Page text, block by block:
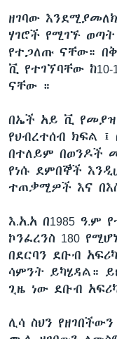
ዘገባው
ሃገሮች የሚገኙ
የተጋለጡ ናቸው።
ቪ የተገኘባቸው
ናቸው ።
በኤች አይ ቪ
የህብረተሰብ ክፍል ፤
በተለይም በወንዶች
የነሱ ደምበኞች
ተጠቃሚዎች እና
እ.አ.አ በ1985
ኮንፈረንስ 180
በደርባን ደቡብ
ሳምንት ይካሄዳል።
ጊዜ ነው ደቡብ
ሊሳ ስህን